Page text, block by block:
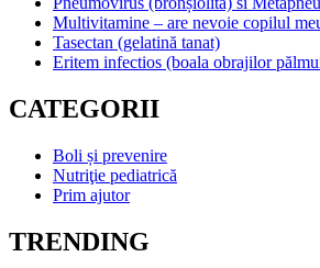
Multivitamine – are nevoie copilul
Tasectan (gelatină tanat)
Eritem infectios (boala obrajilor
CATEGORII
Boli și prevenire
Nutriţie pediatrică
Prim ajutor
TRENDING